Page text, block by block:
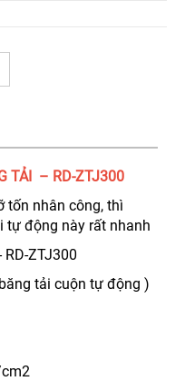
TẢI – RD-ZTJ300
tốn nhân công, thì
tự động này rất nhanh
ZTJ300
tải cuộn tự động )